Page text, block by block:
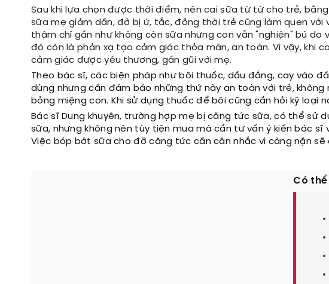
Sau khi lựa chọn được thời điểm, nên cai sữa từ từ cho trẻ,
sữa mẹ giảm dần, đỡ bị ứ, tắc, đồng thời trẻ cũng làm quen với
thậm chí gần như không còn sữa nhưng con vẫn "nghiện" bú
đó còn là phản xạ tạo cảm giác thỏa mãn, an toàn. Vì vậy, khi
cảm giác được yêu thương, gần gũi với mẹ.
Theo bác sĩ, các biện pháp như bôi thuốc, dầu đắng, cay vào
dùng nhưng cần đảm bảo những thứ này an toàn với trẻ,
bỏng miệng con. Khi sử dụng thuốc để bôi cũng cần hỏi kỹ loại
Bác sĩ Dung khuyên, trường hợp mẹ bị căng tức sữa, có thể sử
sữa, nhưng không nên tùy tiện mua mà cần tư vấn ý kiến bác
Việc bóp bớt sữa cho đỡ căng tức cần cân nhắc vì càng nặn sẽ
Có